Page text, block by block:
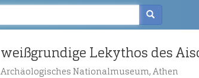
weißgrundige Lekythos des
Archäologisches Nationalmuseum, Athen